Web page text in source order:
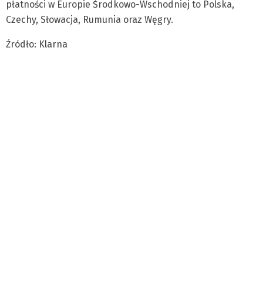
płatności w Europie Środkowo-Wschodniej to Polska,
Czechy, Słowacja, Rumunia oraz Węgry.
Źródło: Klarna